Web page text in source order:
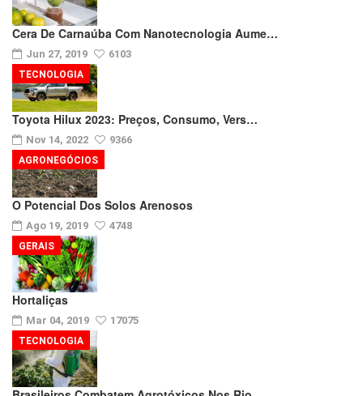
Cera De Carnaúba Com Nanotecnologia Aume…
Jun 27, 2019 6103
Toyota Hilux 2023: Preços, Consumo, Vers…
Nov 14, 2022 9366
TECNOLOGIA
O Potencial Dos Solos Arenosos
Ago 19, 2019 4748
AGRONEGÓCIOS
Hortaliças
Mar 04, 2019 17075
GERAIS
TECNOLOGIA